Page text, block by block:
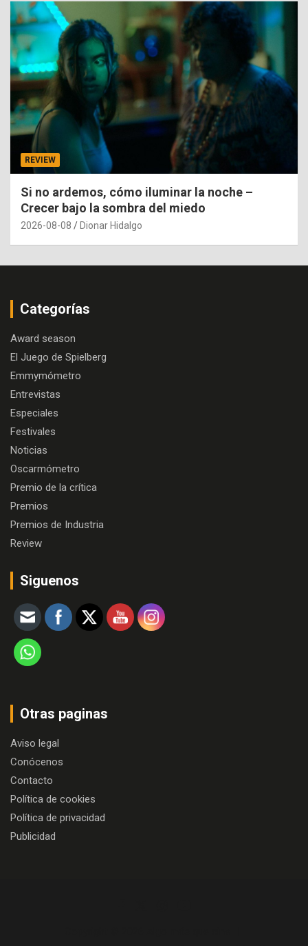
REVIEW
Si no ardemos, cómo iluminar la noche –
Crecer bajo la sombra del miedo
2026-08-08 Dionar Hidalgo
Categorías
Award season
El Juego de Spielberg
Emmymómetro
Entrevistas
Especiales
Festivales
Noticias
Oscarmómetro
Premio de la crítica
Premios
Premios de Industria
Review
Siguenos
Otras paginas
Aviso legal
Conócenos
Contacto
Política de cookies
Política de privacidad
Publicidad